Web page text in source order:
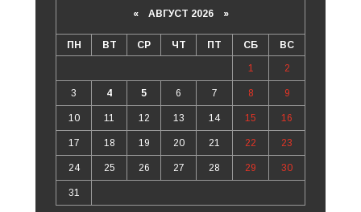
«АВГУСТ 2026 »
ПН ВТ СР ЧТ ПТ СБ ВС
1 2
3 4 5 6 7 8 9
10 11 12 13 14 15 16
17 18 19 20 21 22 23
24 25 26 27 28 29 30
31